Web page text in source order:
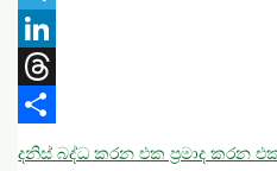
Telegram
LinkedIn
Threads
Share
දනිස් බද්ධ කරන එක ප්‍රමාද කරන